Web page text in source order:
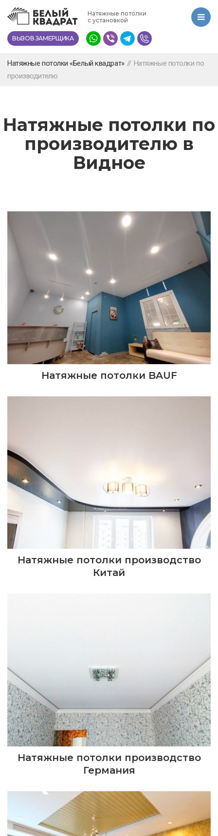
Перейти
основному
содержанию
Натяжные потолки
с установкой
ВЫЗОВ ЗАМЕРЩИКА
Натяжные потолки «Белый квадрат» // Натяжные потолки по
производителю
Натяжные потолки по
производителю в
Видное
Натяжные потолки BAUF
Натяжные потолки производство
Китай
Натяжные потолки производство
Германия